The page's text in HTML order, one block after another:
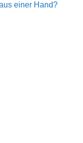
einer Hand?